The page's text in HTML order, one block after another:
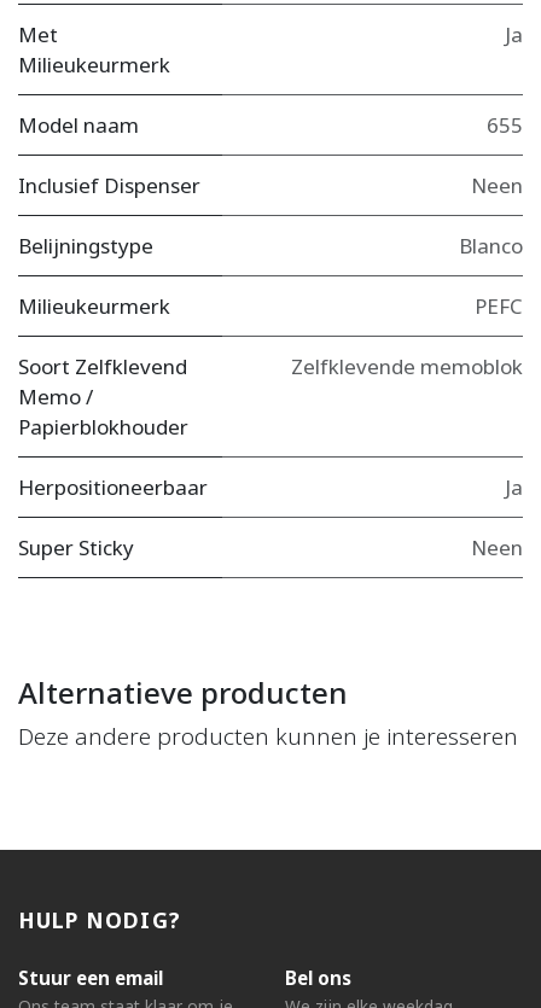
Met
Milieukeurmerk
Ja
Model naam 655
Inclusief Dispenser Neen
Belijningstype Blanco
Milieukeurmerk PEFC
Soort Zelfklevend
Memo /
Papierblokhouder
Zelfklevende memoblok
Herpositioneerbaar Ja
Super Sticky Neen
Alternatieve producten
Deze andere producten kunnen je interesseren
HULP NODIG?
Stuur een email Bel ons